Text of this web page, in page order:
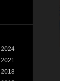
2024
2021
2018